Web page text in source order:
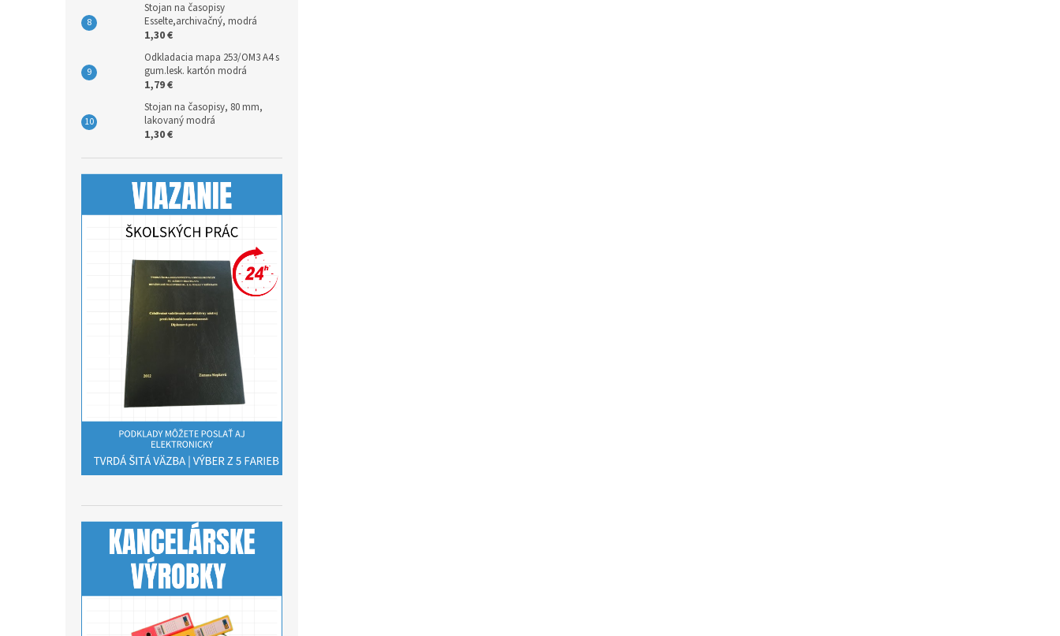
Stojan na časopisy
Esselte,archivačný, modrá
1,30 €
Odkladacia mapa 253/OM3 A4 s
gum.lesk. kartón modrá
1,79 €
Stojan na časopisy, 80 mm,
lakovaný modrá
1,30 €